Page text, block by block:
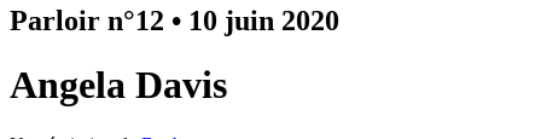
Parloir n°12 • 10 juin 2020
Angela Davis